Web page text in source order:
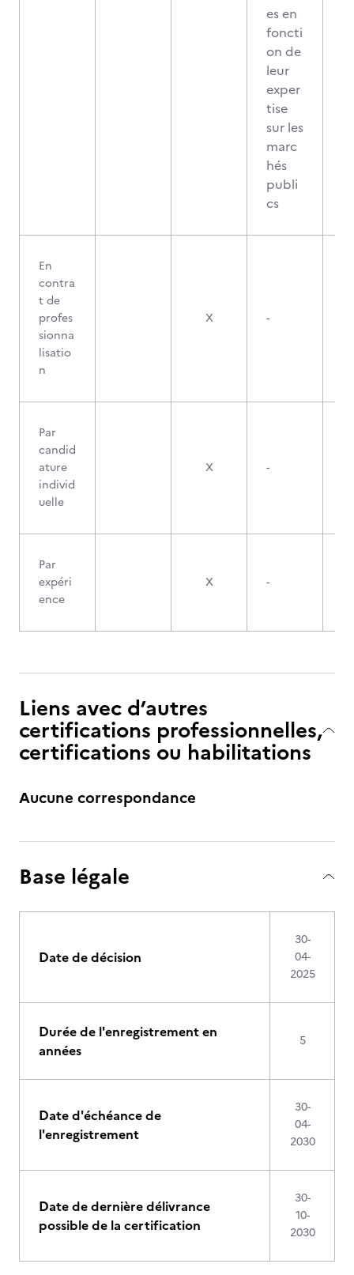
es en
foncti
on de
leur
exper
tise
sur les
marc
hés
publi
cs
En
contra
t de
profes
sionna
lisatio
n
X -
Par
candid
ature
individ
uelle
X -
Par
expéri
ence
X -
Liens avec d’autres
certifications professionnelles,
certifications ou habilitations
Aucune correspondance
Base légale
Date de décision
30-
04-
2025
Durée de l'enregistrement en
années
5
Date d'échéance de
l'enregistrement
30-
04-
2030
Date de dernière délivrance
possible de la certification
30-
10-
2030